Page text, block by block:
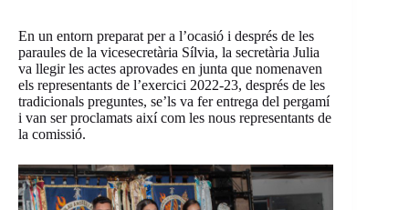
En un entorn preparat per a l’ocasió i després de les
paraules de la vicesecretària Sílvia, la secretària Julia
va llegir les actes aprovades en junta que nomenaven
els representants de l’exercici 2022-23, després de les
tradicionals preguntes, se’ls va fer entrega del pergamí
i van ser proclamats així com les nous representants de
la comissió.